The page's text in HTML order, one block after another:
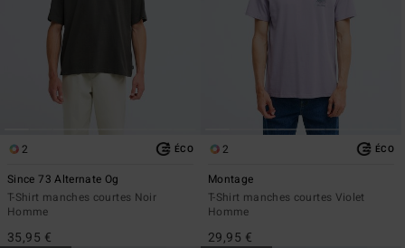
2 ÉCO
Since 73 Alternate Og
T-Shirt manches courtes Noir
Homme
35,95 €
2 ÉCO
Montage
T-Shirt manches courtes Violet
Homme
29,95 €